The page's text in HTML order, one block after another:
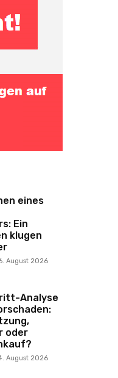
eines
Ein
klugen
August 2026
Analyse
oder
August 2026